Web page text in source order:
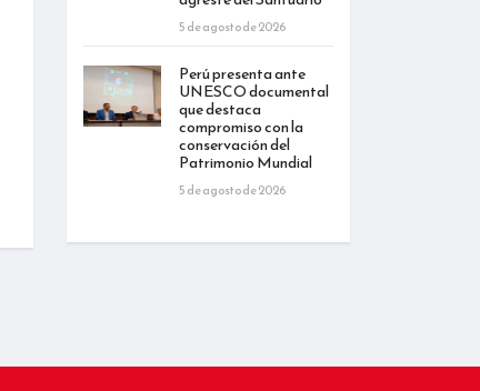
5 de agosto de 2026
Perú presenta ante
UNESCO documental
que destaca
compromiso con la
conservación del
Patrimonio Mundial
5 de agosto de 2026